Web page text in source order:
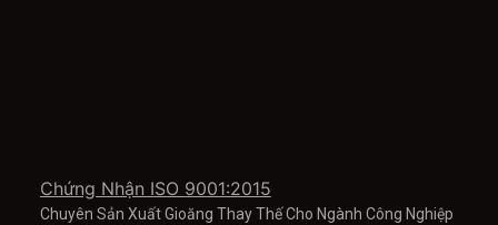
Chứng Nhận ISO 9001:2015
Chuyên Sản Xuất Gioăng Thay Thế Cho Ngành Công Nghiệp